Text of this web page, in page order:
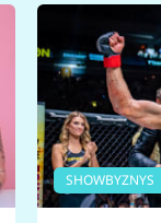
SHOWBYZNYS